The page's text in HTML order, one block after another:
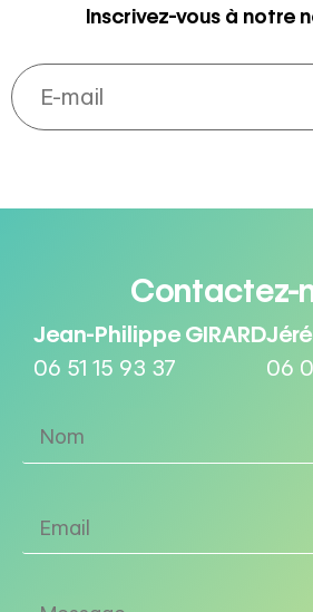
Inscrivez-vous à notre
Contactez-
Jean-Philippe GIRARD
06 51 15 93 37
06